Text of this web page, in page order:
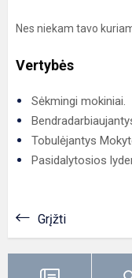
Nes niekam tavo
Vertybės
Sėkmingi mokiniai.
Tobulėjantys
Pasidalytosios
Grįžti